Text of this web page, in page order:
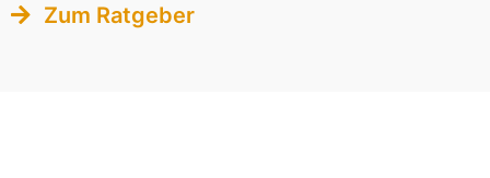
Zum Ratgeber